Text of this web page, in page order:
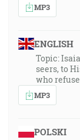
MP3
ENGLISH
Topic:
seers, to
who refuse
MP3
POLSKI